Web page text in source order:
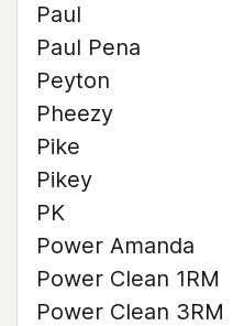
Paul
Paul Pena
Peyton
Pheezy
Pike
Pikey
PK
Power Amanda
Power Clean 1RM
Power Clean 3RM